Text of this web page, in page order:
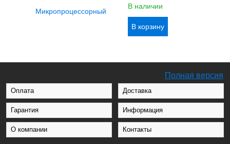
В наличии
Полная версия
Оплата Доставка
Гарантия Информация
О компании Контакты